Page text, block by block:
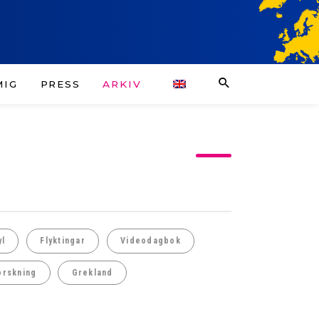
PRESS ARKIV
Flyktingar Videodagbok
Grekland